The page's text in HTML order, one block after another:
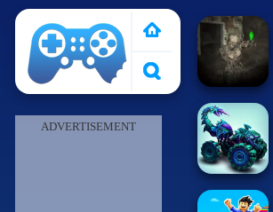
ADVERTISEMENT